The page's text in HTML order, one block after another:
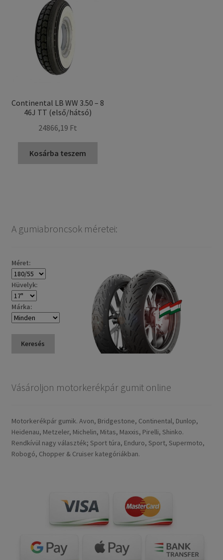
Continental LB WW 3.50 – 8
46J TT (első/hátsó)
24866,19 Ft
Kosárba teszem
A gumiabroncsok méretei:
Méret:
Hüvelyk:
Márka:
Keresés
Vásároljon motorkerékpár gumit online
Motorkerékpár gumik. Avon, Bridgestone, Continental, Dunlop,
Heidenau, Metzeler, Michelin, Mitas, Maxxis, Pirelli, Shinko.
Rendkívül nagy választék; Sport túra, Enduro, Sport, Supermoto,
Robogó, Chopper & Cruiser kategóriákban.